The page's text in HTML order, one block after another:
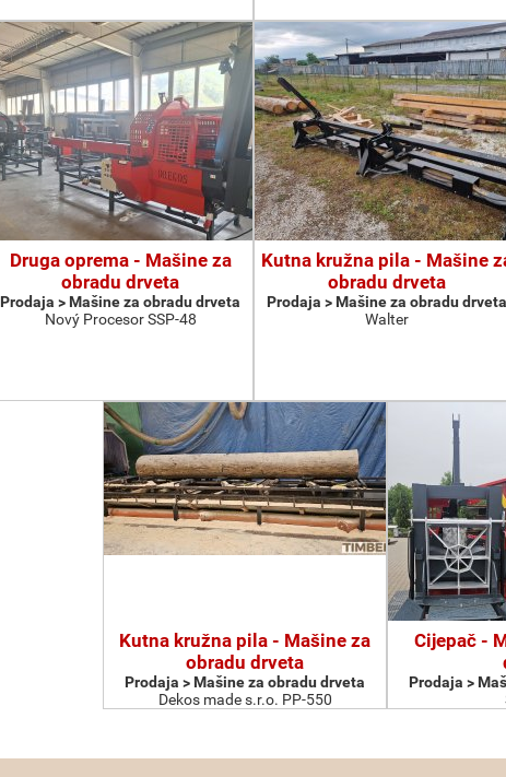
Druga oprema - Мašine za
obradu drveta
Prodaja > Мašine za obradu drveta
Nový Procesor SSP-48
Kutna kružna pila - Мašine
obradu drveta
Prodaja > Мašine za obradu drveta
Walter
Kutna kružna pila - Мašine za
obradu drveta
Prodaja > Мašine za obradu drveta
Dekos made s.r.o. PP-550
Cijepač -
Prodaja >